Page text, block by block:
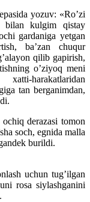
yozuv: «Ro’zi
bilan kulgim qistay
gardaniga yetgan
ba’zan chuqur
qilib gapirish,
o’ziyoq meni
harakatlaridan
tan berganimdan,
derazasi tomon
soch, egnida malla
burildi.
uchun tug’ilgan
rosa siylashganini